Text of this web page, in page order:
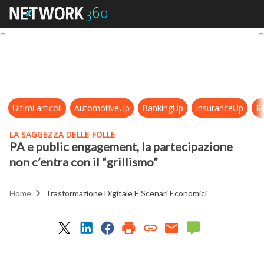
PA e public engagement, la
Ultimi articoli AutomotiveUp BankingUp InsuranceUp
LA SAGGEZZA DELLE FOLLE
PA e public engagement, la partecipazione
non c’entra con il “grillismo”
Home Trasformazione Digitale E Scenari Economici